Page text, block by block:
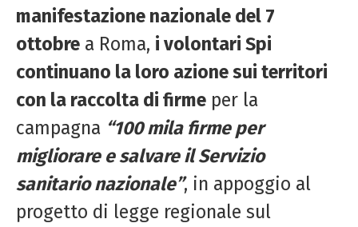
manifestazione nazionale del 7
ottobre a Roma, i volontari Spi
continuano la loro azione sui territori
con la raccolta di firme per la
campagna “100 mila firme per
migliorare e salvare il Servizio
sanitario nazionale”, in appoggio al
progetto di legge regionale sul